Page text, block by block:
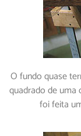
O fundo quase
quadrado de uma
foi feita